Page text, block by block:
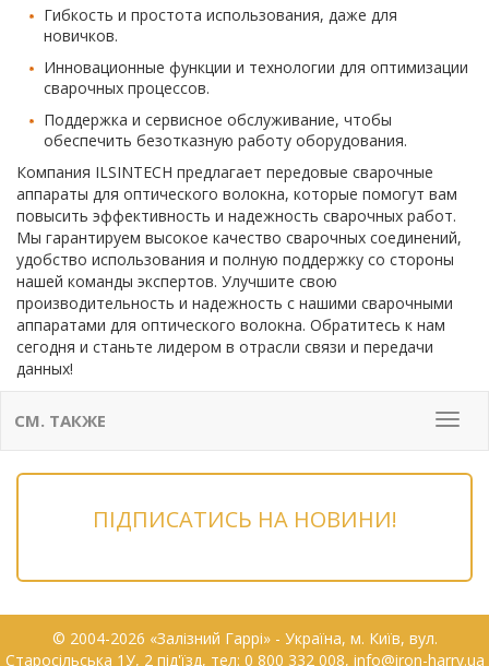
Гибкость и простота использования, даже для
новичков.
Инновационные функции и технологии для оптимизации
сварочных процессов.
Поддержка и сервисное обслуживание, чтобы
обеспечить безотказную работу оборудования.
Компания ILSINTECH предлагает передовые сварочные
аппараты для оптического волокна, которые помогут вам
повысить эффективность и надежность сварочных работ.
Мы гарантируем высокое качество сварочных соединений,
удобство использования и полную поддержку со стороны
нашей команды экспертов. Улучшите свою
производительность и надежность с нашими сварочными
аппаратами для оптического волокна. Обратитесь к нам
сегодня и станьте лидером в отрасли связи и передачи
данных!
Меню
СМ. ТАКЖЕ
ПІДПИСАТИСЬ НА НОВИНИ!
© 2004-2026 «Залізний Гаррі» - Українa, м. Київ, вул.
Старосільська 1У, 2 під'їзд, тел: 0 800 332 008, info@iron-harry.ua